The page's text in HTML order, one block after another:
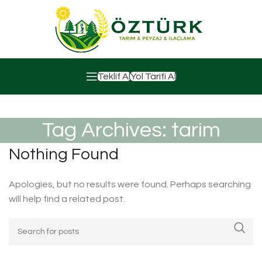
Teklif AlYol Tarifi Al
Tag Archives: tarim
Nothing Found
Apologies, but no results were found. Perhaps searching
will help find a related post.